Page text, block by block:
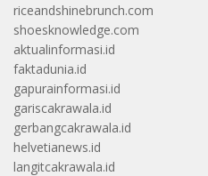
riceandshinebrunch.com
shoesknowledge.com
aktualinformasi.id
faktadunia.id
gapurainformasi.id
gariscakrawala.id
gerbangcakrawala.id
helvetianews.id
langitcakrawala.id